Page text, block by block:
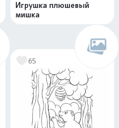
Игрушка плюшевый
мишка
65